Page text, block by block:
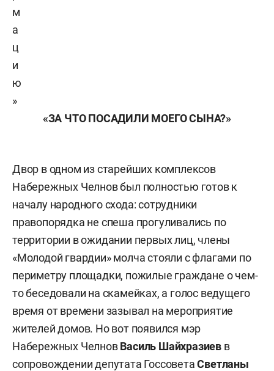
м
а
ц
и
ю
»
«ЗА ЧТО ПОСАДИЛИ МОЕГО СЫНА?»
Двор в одном из старейших комплексов
Набережных Челнов был полностью готов к
началу народного схода: сотрудники
правопорядка не спеша прогуливались по
территории в ожидании первых лиц, члены
«Молодой гвардии» молча стояли с флагами по
периметру площадки, пожилые граждане о чем-
то беседовали на скамейках, а голос ведущего
время от времени зазывал на мероприятие
жителей домов. Но вот появился мэр
Набережных ЧелновВасиль Шайхразиев в
сопровождении депутата ГоссоветаСветланы